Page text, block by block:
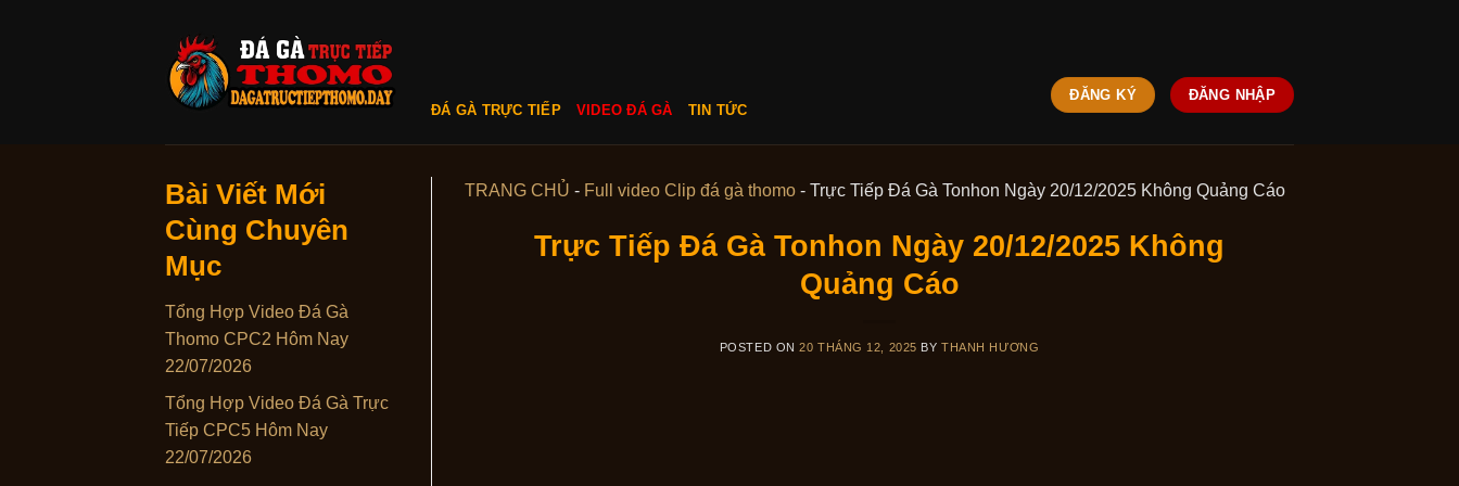
ĐÁ GÀ TRỰC TIẾP VIDEO ĐÁ GÀ TIN TỨC
ĐĂNG KÝ ĐĂNG NHẬP
Bài Viết Mới
Cùng Chuyên
Mục
Tổng Hợp Video Đá Gà
Thomo CPC2 Hôm Nay
22/07/2026
Tổng Hợp Video Đá Gà Trực
Tiếp CPC5 Hôm Nay
22/07/2026
TRANG CHỦ - Full video Clip đá gà thomo - Trực Tiếp Đá Gà Tonhon Ngày 20/12/2025 Không Quảng Cáo
Trực Tiếp Đá Gà Tonhon Ngày 20/12/2025 Không
Quảng Cáo
POSTED ON20 THÁNG 12, 2025 BYTHANH HƯƠNG